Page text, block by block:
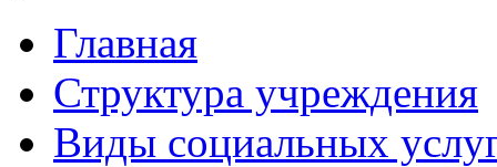
Главная
Структура учреждения
Виды социальных